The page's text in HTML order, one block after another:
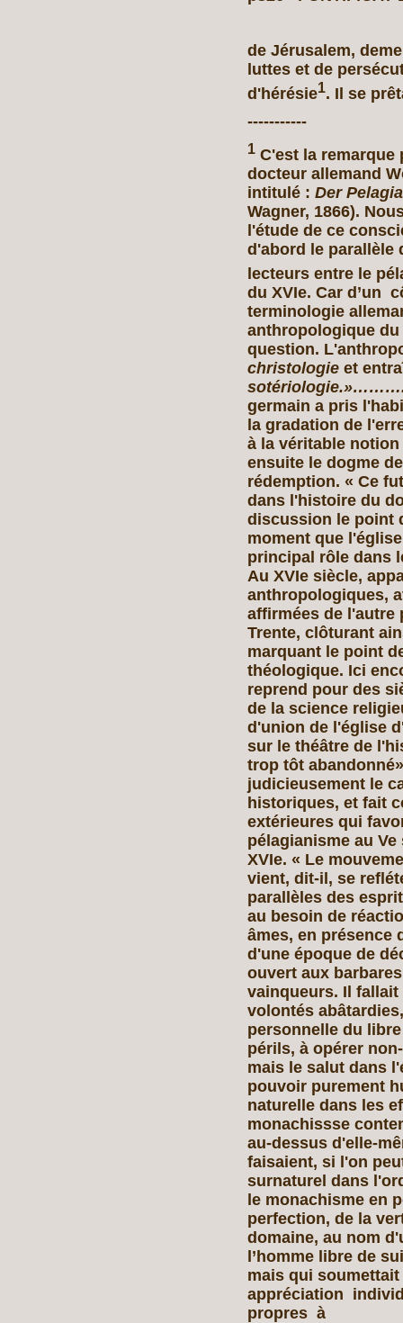
de Jérusalem,
luttes et de
d'hérésie1. Il se
-----------
1 C'est la remarque
docteur allemand
intitulé : Der
Wagner, 1866).
l'étude de ce
d'abord le parallèle
lecteurs entre le
du XVIe. Car d’un
terminologie
anthropologique
question.
christologie et
germain a pris
la gradation de
à la véritable
ensuite le dogme
rédemption. « Ce
dans l'histoire du
discussion le point
moment que
principal rôle dans
Au XVIe siècle,
anthropologiques,
affirmées de l'autre
Trente, clôturant
marquant le point
théologique. Ici
reprend pour des
de la science
d'union de l'église
sur le théâtre de
trop tôt
judicieusement le
historiques, et fait
extérieures qui
pélagianisme au
XVIe. « Le
vient, dit-il, se
parallèles des
au besoin de
âmes, en présence
d'une époque de
ouvert aux
vainqueurs. Il
volontés
personnelle du
périls, à opérer
mais le salut dans
pouvoir purement
naturelle dans les
monachissse
au-dessus d'elle-
faisaient, si l'on
surnaturel dans
le monachisme en
perfection, de la
domaine, au nom
l’homme libre de
mais qui
appréciation
propres à